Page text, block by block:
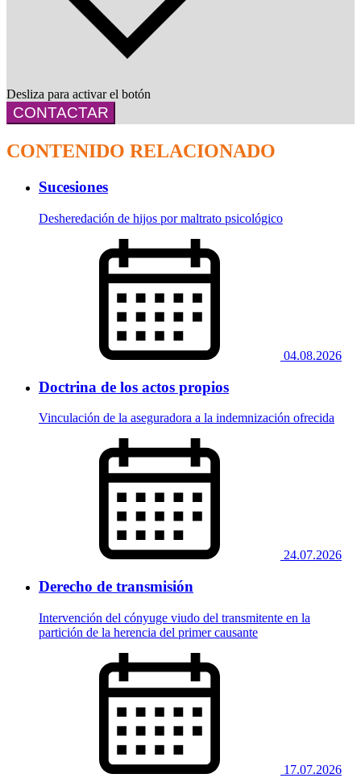
Desliza para activar el botón
CONTACTAR
CONTENIDO RELACIONADO
Sucesiones
Desheredación de hijos por maltrato psicológico
04.08.2026
Doctrina de los actos propios
Vinculación de la aseguradora a la indemnización ofrecida
24.07.2026
Derecho de transmisión
Intervención del cónyuge viudo del transmitente en la
partición de la herencia del primer causante
17.07.2026